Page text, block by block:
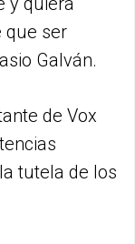
que ser
Galván.
de Vox
tutela de los